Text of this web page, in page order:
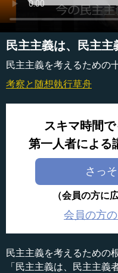
民主主義は、民主
民主主義を考えるための
考察と随想執行草舟
スキマ時間
第一人者による
さっ
（会員の方に
会員の方
民主主義を考えるための
「民主主義は、民主主義